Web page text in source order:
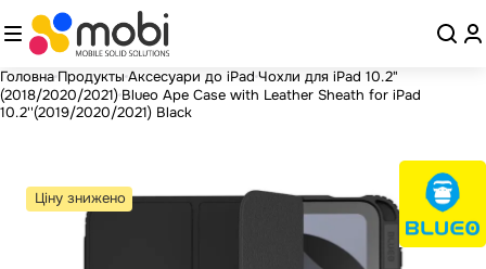
Головна Продукты Аксесуари до iPad Чохли для iPad 10.2"
(2018/2020/2021) Blueo Ape Case with Leather Sheath for iPad
10.2''(2019/2020/2021) Black
Ціну знижено